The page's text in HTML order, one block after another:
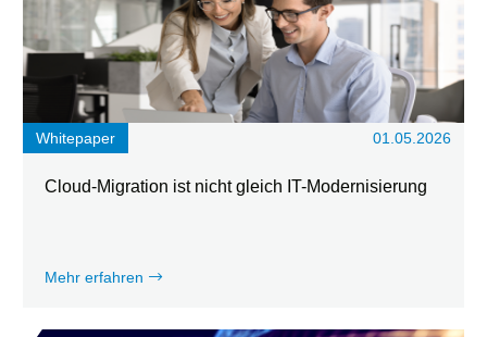
Whitepaper 01.05.2026
Cloud-Migration ist nicht gleich IT-Modernisierung
Mehr erfahren